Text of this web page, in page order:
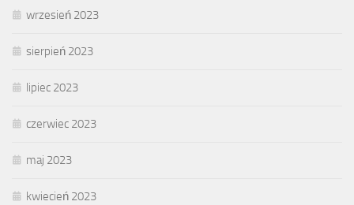
wrzesień 2023
sierpień 2023
lipiec 2023
czerwiec 2023
maj 2023
kwiecień 2023